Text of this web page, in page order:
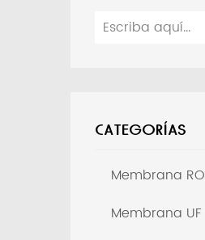
CATEGORÍAS
Membrana RO
Membrana UF